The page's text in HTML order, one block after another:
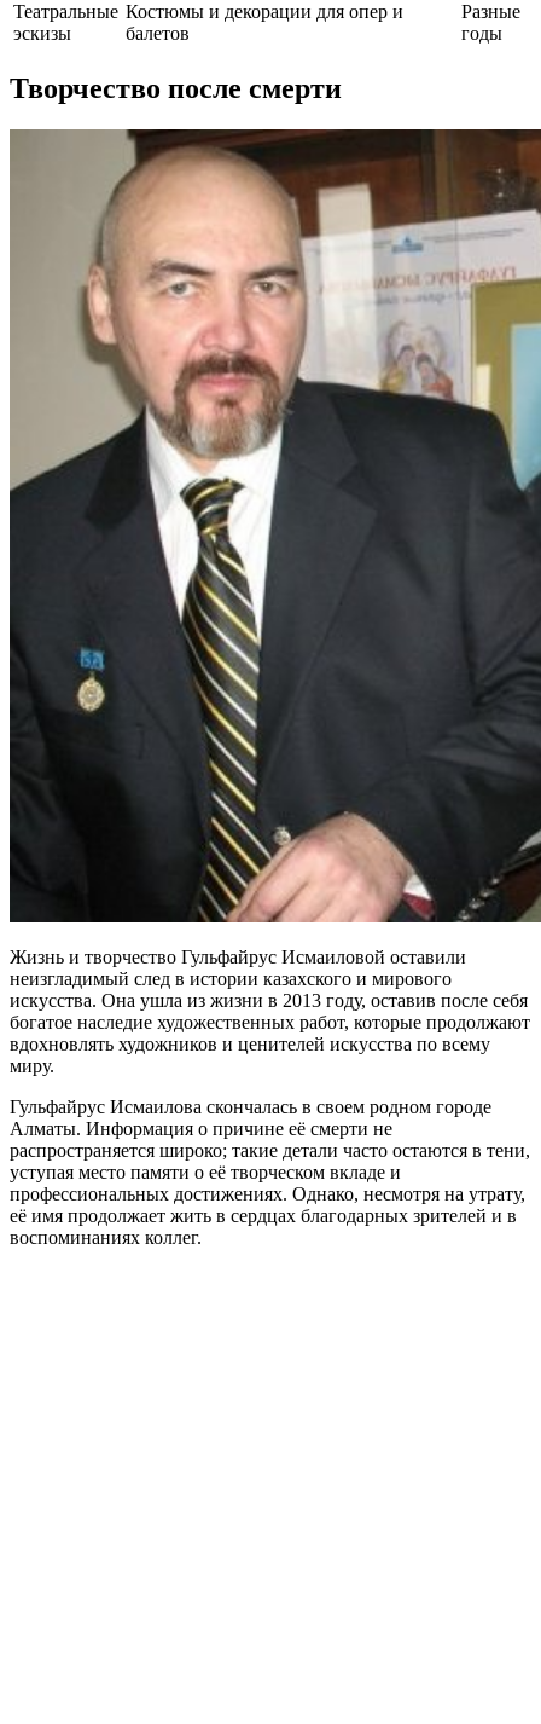
Театральные
эскизы
Костюмы и декорации для опер и
балетов
Разные
годы
Творчество после смерти
Жизнь и творчество Гульфайрус Исмаиловой оставили
неизгладимый след в истории казахского и мирового
искусства. Она ушла из жизни в 2013 году, оставив после себя
богатое наследие художественных работ, которые продолжают
вдохновлять художников и ценителей искусства по всему
миру.
Гульфайрус Исмаилова скончалась в своем родном городе
Алматы. Информация о причине её смерти не
распространяется широко; такие детали часто остаются в тени,
уступая место памяти о её творческом вкладе и
профессиональных достижениях. Однако, несмотря на утрату,
её имя продолжает жить в сердцах благодарных зрителей и в
воспоминаниях коллег.